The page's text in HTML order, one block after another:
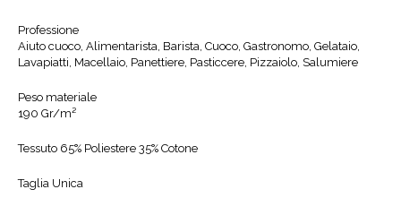
Professione
Aiuto cuoco, Alimentarista, Barista, Cuoco, Gastronomo, Gelataio,
Lavapiatti, Macellaio, Panettiere, Pasticcere, Pizzaiolo, Salumiere
Peso materiale
190 Gr/m²
Tessuto 65% Poliestere 35% Cotone
Taglia Unica